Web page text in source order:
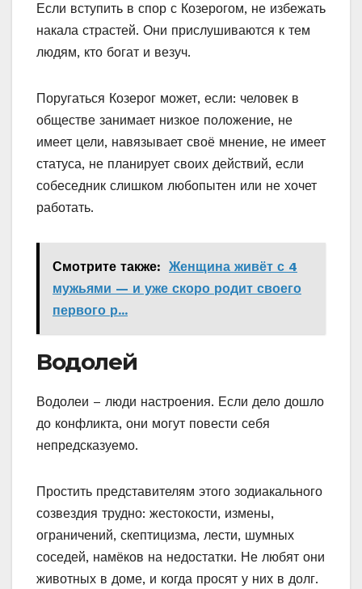
Если вступить в спор с Козерогом, не избежать
накала страстей. Они прислушиваются к тем
людям, кто богат и везуч.
Поругаться Козерог может, если: человек в
обществе занимает низкое положение, не
имеет цели, навязывает своё мнение, не имеет
статуса, не планирует своих действий, если
собеседник слишком любопытен или не хочет
работать.
Смотрите также: Женщина живёт с 4
мужьями — и уже скоро родит своего
первого р...
Водолей
Водолеи – люди настроения. Если дело дошло
до конфликта, они могут повести себя
непредсказуемо.
Простить представителям этого зодиакального
созвездия трудно: жестокости, измены,
ограничений, скептицизма, лести, шумных
соседей, намёков на недостатки. Не любят они
животных в доме, и когда просят у них в долг.